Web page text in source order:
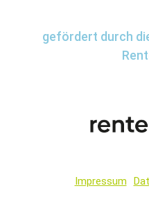
gefördert durch
Impressum